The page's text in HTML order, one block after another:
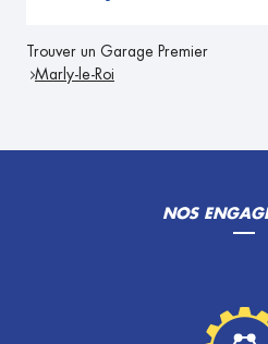
Trouver un Garage Premier
Marly-le-Roi
NOS